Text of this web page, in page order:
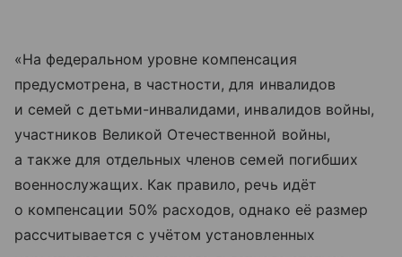
«На федеральном уровне компенсация
предусмотрена, в частности, для инвалидов
и семей с детьми-инвалидами, инвалидов войны,
участников Великой Отечественной войны,
а также для отдельных членов семей погибших
военнослужащих. Как правило, речь идёт
о компенсации 50% расходов, однако её размер
рассчитывается с учётом установленных